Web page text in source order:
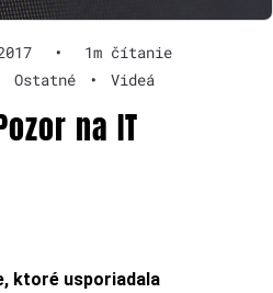
•
1m čítanie
Ostatné • Videá
na IT
ktoré usporiadala